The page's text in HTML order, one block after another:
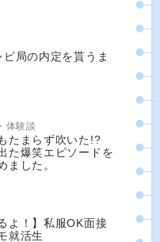
局の内定を貰うま
体験談
たまらず吹いた!?
た爆笑エピソードを
ました。
よ！】私服OK面接
就活生